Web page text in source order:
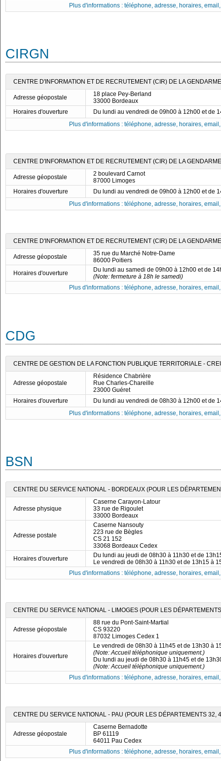
Plus d'informations : téléphone, adresse, horaires,
CIRGN
CENTRE D'INFORMATION ET DE RECRUTEMENT (CIR) DE LA
Adresse géopostale
18 place Pey-Berland
33000 Bordeaux
Horaires d'ouverture
Du lundi au vendredi de 09h00 à 12h00 et de
Plus d'informations : téléphone, adresse, horaires,
CENTRE D'INFORMATION ET DE RECRUTEMENT (CIR) DE LA
Adresse géopostale
2 boulevard Carnot
87000 Limoges
Horaires d'ouverture
Du lundi au vendredi de 09h00 à 12h00 et de
Plus d'informations : téléphone, adresse, horaires,
CENTRE D'INFORMATION ET DE RECRUTEMENT (CIR) DE LA
Adresse géopostale
35 rue du Marché Notre-Dame
86000 Poitiers
Horaires d'ouverture
Du lundi au samedi de 09h00 à 12h00 et de
(Note: fermeture à 18h le samedi)
Plus d'informations : téléphone, adresse, horaires,
CDG
CENTRE DE GESTION DE LA FONCTION PUBLIQUE TERRITORIALE -
Adresse géopostale
Résidence Chabrière
Rue Charles-Chareille
23000 Guéret
Horaires d'ouverture
Du lundi au vendredi de 08h30 à 12h00 et de
Plus d'informations : téléphone, adresse, horaires,
BSN
CENTRE DU SERVICE NATIONAL - BORDEAUX (POUR LES
Adresse physique
Caserne Carayon-Latour
33 rue de Rigoulet
33000 Bordeaux
Adresse postale
Caserne Nansouty
223 rue de Bègles
CS 21 152
33068 Bordeaux Cedex
Horaires d'ouverture
Du lundi au jeudi de 08h30 à 11h30 et de
Le vendredi de 08h30 à 11h30 et de 13h15 à
Plus d'informations : téléphone, adresse, horaires,
CENTRE DU SERVICE NATIONAL - LIMOGES (POUR LES
Adresse géopostale
88 rue du Pont-Saint-Martial
CS 93220
87032 Limoges Cedex 1
Horaires d'ouverture
Le vendredi de 08h30 à 11h45 et de 13h30 à
(Note: Accueil téléphonique uniquement.)
Du lundi au jeudi de 08h30 à 11h45 et de
(Note: Accueil téléphonique uniquement.)
Plus d'informations : téléphone, adresse, horaires,
CENTRE DU SERVICE NATIONAL - PAU (POUR LES DÉPARTEMENTS 32,
Adresse géopostale
Caserne Bernadotte
BP 61119
64011 Pau Cedex
Plus d'informations : téléphone, adresse, horaires,